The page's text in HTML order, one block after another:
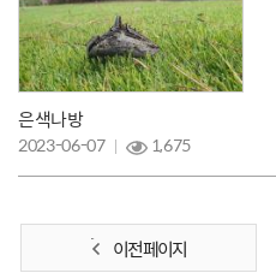
은색나방
2023-06-07
1,675
이전 페이지